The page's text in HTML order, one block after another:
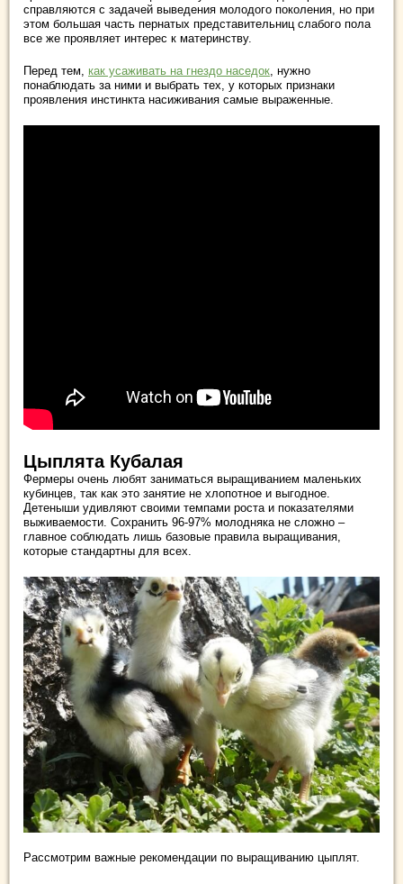
справляются с задачей выведения молодого поколения, но при
этом большая часть пернатых представительниц слабого пола
все же проявляет интерес к материнству.
Перед тем, как усаживать на гнездо наседок , нужно
понаблюдать за ними и выбрать тех, у которых признаки
проявления инстинкта насиживания самые выраженные.
Цыплята Кубалая
Фермеры очень любят заниматься выращиванием маленьких
кубинцев, так как это занятие не хлопотное и выгодное.
Детеныши удивляют своими темпами роста и показателями
выживаемости. Сохранить 96-97% молодняка не сложно –
главное соблюдать лишь базовые правила выращивания,
которые стандартны для всех.
Рассмотрим важные рекомендации по выращиванию цыплят.